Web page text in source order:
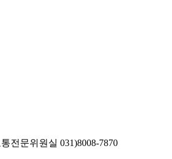
전문위원실 031)8008-7870